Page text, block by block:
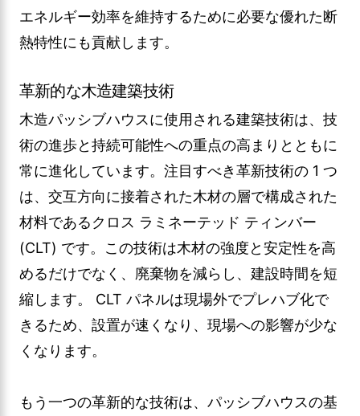
エネルギー効率を維持するために必要な優れた断
熱特性にも貢献します。
革新的な木造建築技術
木造パッシブハウスに使用される建築技術は、技
術の進歩と持続可能性への重点の高まりとともに
常に進化しています。注目すべき革新技術の 1 つ
は、交互方向に接着された木材の層で構成された
材料であるクロス ラミネーテッド ティンバー
(CLT) です。この技術は木材の強度と安定性を高
めるだけでなく、廃棄物を減らし、建設時間を短
縮します。 CLT パネルは現場外でプレハブ化で
きるため、設置が速くなり、現場への影響が少な
くなります。
もう一つの革新的な技術は、パッシブハウスの基